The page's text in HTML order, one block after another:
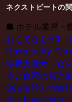
ネクストビートの
■ ホテル業界・
おもてなしHR -
Hospitality
転職支援サービス
本と台湾の観光
886旅館人力銀